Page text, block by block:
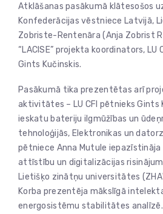
Atklāšanas pasākumā klātesošos
Konfederācijas vēstniece Latvijā,
Zobriste-Rentenāra (Anja Zobrist
“LACISE” projekta koordinators, LU
Gints Kučinskis.
Pasākumā tika prezentētas arī
aktivitātes – LU CFI pētnieks Gints
ieskatu bateriju ilgmūžības un
tehnoloģijās, Elektronikas un
pētniece Anna Mutule
attīstību un digitalizācijas
Lietišķo zinātņu universitātes
Korba prezentēja mākslīgā
energosistēmu stabilitātes